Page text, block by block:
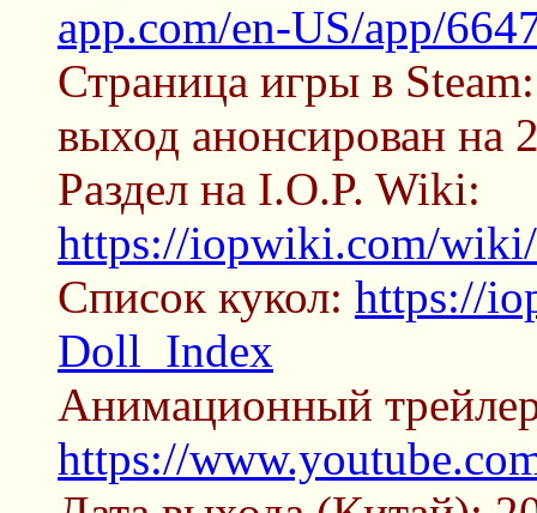
app.com/en-US/app/
Страница игры в
выход анонсирован на
Раздел на I.O.P. Wiki:
https://iopwiki.com/
Список кукол: https://
Doll_Index
Анимационный
https://